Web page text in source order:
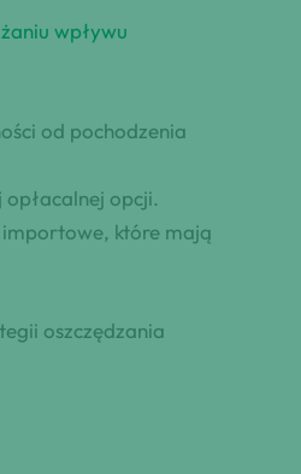
wpływu
od pochodzenia
opcji.
które mają
oszczędzania